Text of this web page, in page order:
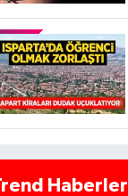
Haberler